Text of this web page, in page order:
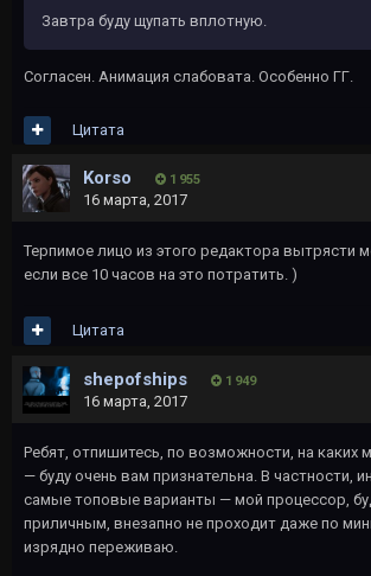
Завтра буду щупать вплотную.
Согласен. Анимация слабовата. Особенно ГГ.
Цитата
Korso 1 955
16 марта, 2017
Терпимое лицо из этого редактора вытрясти
если все 10 часов на это потратить. )
Цитата
shepofships 1 949
16 марта, 2017
Ребят, отпишитесь, по возможности, на каких
— буду очень вам признательна. В частности,
самые топовые варианты — мой процессор,
приличным, внезапно не проходит даже по
изрядно переживаю.